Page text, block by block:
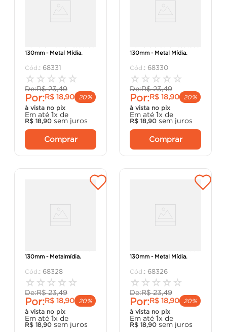
130mm - Metal Mídia.
: 68331
☆ ☆ ☆ ☆ ☆
De:R$ 23,49
Por:R$ 18,90
20%
à vista no pix
Em até 1x de
R$ 18,90 sem juros
Comprar
130mm - Metal Mídia.
: 68330
☆ ☆ ☆ ☆ ☆
De:R$ 23,49
Por:R$ 18,90
20%
à vista no pix
Em até 1x de
R$ 18,90 sem juros
Comprar
130mm - Metalmídia.
: 68328
☆ ☆ ☆ ☆ ☆
De:R$ 23,49
Por:R$ 18,90
20%
à vista no pix
Em até 1x de
R$ 18,90 sem juros
130mm - Metal Mídia.
: 68326
☆ ☆ ☆ ☆ ☆
De:R$ 23,49
Por:R$ 18,90
20%
à vista no pix
Em até 1x de
R$ 18,90 sem juros